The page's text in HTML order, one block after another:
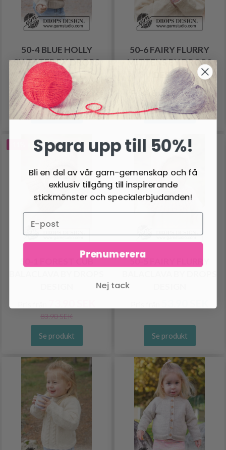
50-4 BLUE HOLLY
SWEATER BY DROPS
DESIGN
Pris från220.60 SEK
Se produkt
50-6 FAIRY FLURRY
MITTENS BY DROPS
DESIGN
Pris från26.95 SEK
Se produkt
83.90 SEK
Se produkt Se produkt
Spara upp till 50%!
Bli en del av vår garn-gemenskap och få
exklusiv tillgång till inspirerande
stickmönster och specialerbjudanden!
Prenumerera
Nej tack